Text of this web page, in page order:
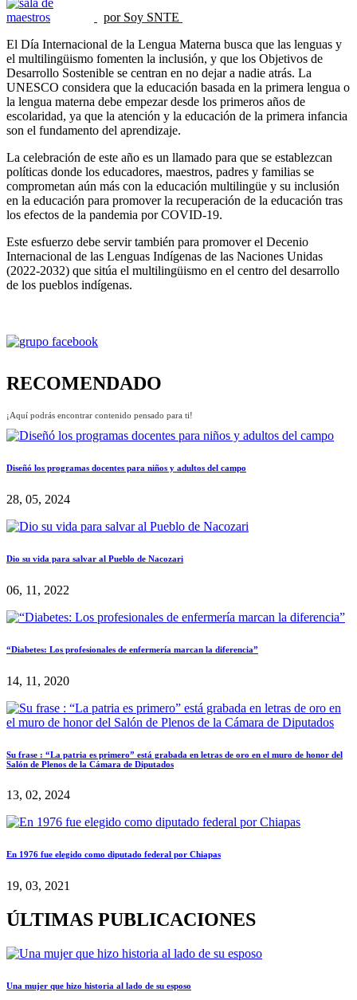
por Soy SNTE
El Día Internacional de la Lengua Materna busca que las lenguas y
el multilingüismo fomenten la inclusión, y que los Objetivos de
Desarrollo Sostenible se centran en no dejar a nadie atrás. La
UNESCO considera que la educación basada en la primera lengua o
la lengua materna debe empezar desde los primeros años de
escolaridad, ya que la atención y la educación de la primera infancia
son el fundamento del aprendizaje.
La celebración de este año es un llamado para que se establezcan
políticas donde los educadores, maestros, padres y familias se
comprometan aún más con la educación multilingüe y su inclusión
en la educación para promover la recuperación de la educación tras
los efectos de la pandemia por COVID-19.
Este esfuerzo debe servir también para promover el Decenio
Internacional de las Lenguas Indígenas de las Naciones Unidas
(2022-2032) que sitúa el multilingüismo en el centro del desarrollo
de los pueblos indígenas.
RECOMENDADO
¡Aquí podrás encontrar contenido pensado para ti!
Diseñó los programas docentes para niños y adultos del campo
28, 05, 2024
Dio su vida para salvar al Pueblo de Nacozari
06, 11, 2022
“Diabetes: Los profesionales de enfermería marcan la diferencia”
14, 11, 2020
Su frase : “La patria es primero” está grabada en letras de oro en el muro de honor del
Salón de Plenos de la Cámara de Diputados
13, 02, 2024
En 1976 fue elegido como diputado federal por Chiapas
19, 03, 2021
ÚLTIMAS PUBLICACIONES
Una mujer que hizo historia al lado de su esposo